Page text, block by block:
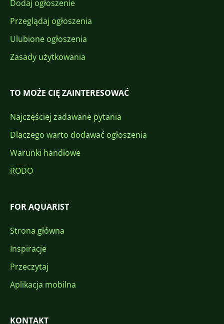
Dodaj ogłoszenie
Przeglądaj ogłoszenia
Ulubione ogłoszenia
Zasady użytkowania
TO MOŻE CIĘ ZAINTERESOWAĆ
Najczęściej zadawane pytania
Dlaczego warto dodawać ogłoszenia
Warunki handlowe
RODO
FOR AQUARIST
Strona główna
Inspiracje
Przeczytaj
Aplikacja mobilna
KONTAKT